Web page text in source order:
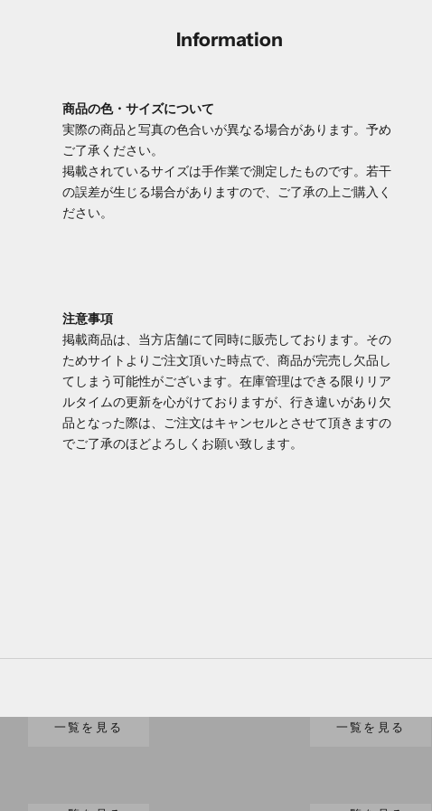
Information
商品の色・サイズについて
実際の商品と写真の色合いが異なる場合があります。予め
ご了承ください。
掲載されているサイズは手作業で測定したものです。若干
の誤差が生じる場合がありますので、ご了承の上ご購入く
ださい。
注意事項
掲載商品は、当方店舗にて同時に販売しております。その
ためサイトよりご注文頂いた時点で、商品が完売し欠品し
てしまう可能性がございます。在庫管理はできる限りリア
ルタイムの更新を心がけておりますが、行き違いがあり欠
品となった際は、ご注文はキャンセルとさせて頂きますの
でご了承のほどよろしくお願い致します。
一覧を見る 一覧を見る